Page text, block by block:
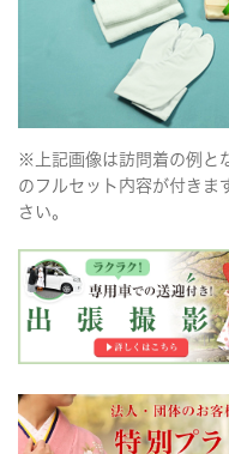
※上記画像は訪問着の例と
のフルセット内容が付きま
さい。